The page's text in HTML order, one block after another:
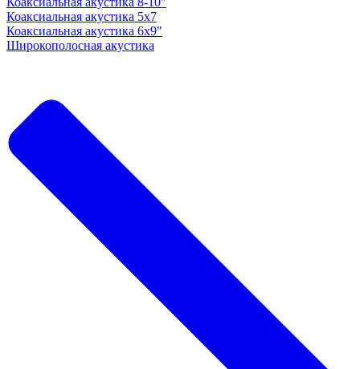
Коаксиальная акустика 5x7
Коаксиальная акустика 6х9"
Широкополосная акустика